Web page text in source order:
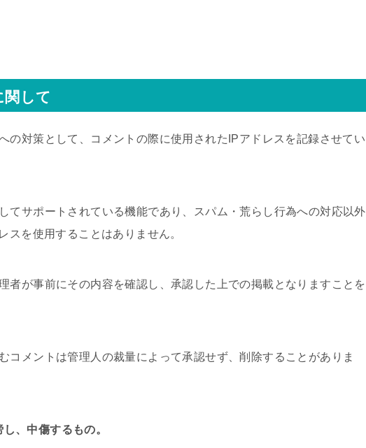
して
の対策として、コメントの際に使用されたIPアドレスを記録させてい
てサポートされている機能であり、スパム・荒らし行為への対応以外
スを使用することはありません。
者が事前にその内容を確認し、承認した上での掲載となりますことを
コメントは管理人の裁量によって承認せず、削除することがありま
、中傷するもの。